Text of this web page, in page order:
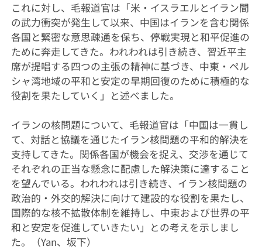
これに対し、毛報道官は「米・イスラエルとイラン間
の武力衝突が発生して以来、中国はイランを含む関係
各国と緊密な意思疎通を保ち、停戦実現と和平促進の
ために奔走してきた。われわれは引き続き、習近平主
席が提唱する四つの主張の精神に基づき、中東・ペル
シャ湾地域の平和と安定の早期回復のために積極的な
役割を果たしていく」と述べました。
イランの核問題について、毛報道官は「中国は一貫し
て、対話と協議を通じたイラン核問題の平和的解決を
支持してきた。関係各国が機会を捉え、交渉を通じて
それぞれの正当な懸念に配慮した解決策に達すること
を望んでいる。われわれは引き続き、イラン核問題の
政治的・外交的解決に向けて建設的な役割を果たし、
国際的な核不拡散体制を維持し、中東および世界の平
和と安定を促進していきたい」との考えを示しまし
た。（Yan、坂下）